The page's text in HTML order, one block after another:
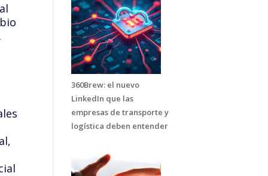
360Brew: el nuevo
LinkedIn que las
empresas de transporte y
logística deben entender